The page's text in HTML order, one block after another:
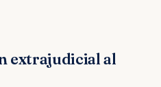
extrajudicial al